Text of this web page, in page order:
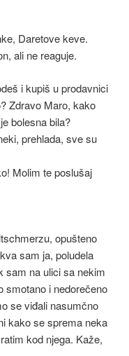
Daretove keve.
ali ne reaguje.
i kupiš u prodavnici
Zdravo Maro, kako
bolesna bila?
prehlada, sve su
Molim te poslušaj
opušteno
sam ja, poludela
sam na ulici sa nekim
smotano i nedorečeno
se viđali nasumčno
kako se sprema neka
kod njega. Kaže,